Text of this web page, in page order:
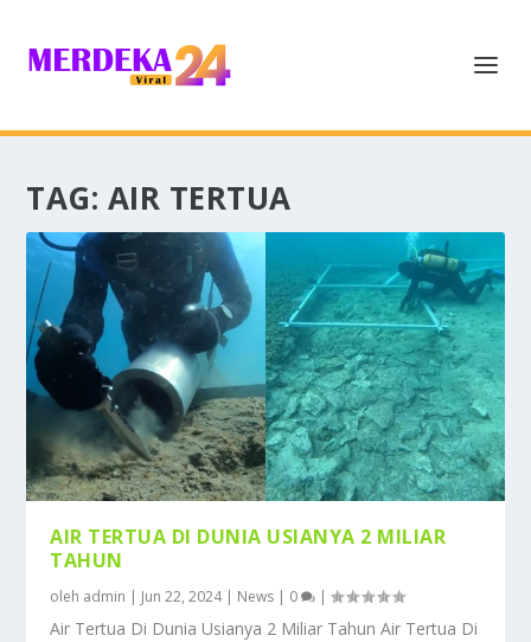
TAG: AIR TERTUA
AIR TERTUA DI DUNIA USIANYA 2 MILIAR
TAHUN
oleh admin | Jun 22, 2024| News | 0 |
Air Tertua Di Dunia Usianya 2 Miliar Tahun Air Tertua Di